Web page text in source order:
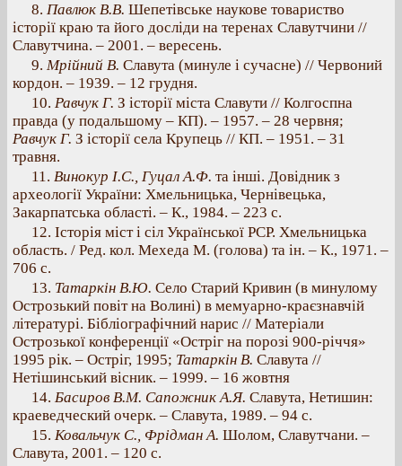
8. Павлюк В.В. Шепетівське наукове товариство
історії краю та його досліди на теренах Славутчини //
Славутчина. – 2001. – вересень.
9. Мрійний В. Славута (минуле і сучасне) // Червоний
кордон. – 1939. – 12 грудня.
10. Равчук Г. З історії міста Славути // Колгоспна
правда (у подальшому – КП). – 1957. – 28 червня;
Равчук Г. З історії села Крупець // КП. – 1951. – 31
травня.
11. Винокур І.С., Гуцал А.Ф. та інші. Довідник з
археології України: Хмельницька, Чернівецька,
Закарпатська області. – К., 1984. – 223 с.
12. Історія міст і сіл Української РСР. Хмельницька
область. / Ред. кол. Мехеда М. (голова) та ін. – К., 1971. –
706 с.
13. Татаркін В.Ю. Село Старий Кривин (в минулому
Острозький повіт на Волині) в мемуарно-краєзнавчій
літературі. Бібліографічний нарис // Матеріали
Острозької конференції «Остріг на порозі 900-річчя»
1995 рік. – Остріг, 1995; Татаркін В. Славута //
Нетішинський вісник. – 1999. – 16 жовтня
14. Басиров В.М. Сапожник А.Я. Славута, Нетишин:
краеведческий очерк. – Славута, 1989. – 94 с.
15. Ковальчук С., Фрідман А. Шолом, Славутчани. –
Славута, 2001. – 120 с.